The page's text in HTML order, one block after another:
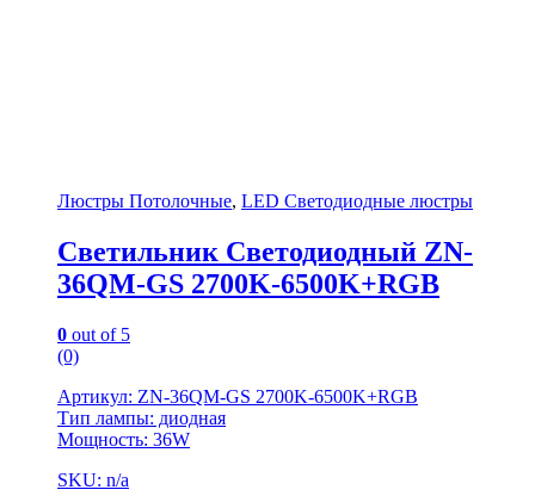
Люстры Потолочные, LED Светодиодные люстры
Светильник Светодиодный ZN-
36QM-GS 2700K-6500K+RGB
0 out of 5
(0)
Артикул: ZN-36QM-GS 2700K-6500K+RGB
Тип лампы: диодная
Мощность: 36W
SKU: n/a